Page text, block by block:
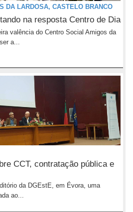
DA LARDOSA, CASTELO BRANCO
na resposta Centro de Dia
valência do Centro Social Amigos da
a...
CCT, contratação pública e
da DGEstE, em Évora, uma
ao...